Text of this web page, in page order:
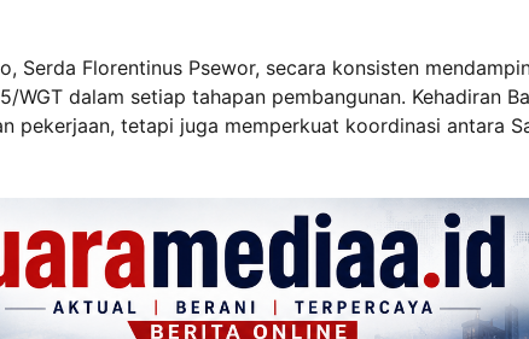
Serda Florentinus Psewor, secara konsisten
WGT dalam setiap tahapan pembangunan. Kehadiran
pekerjaan, tetapi juga memperkuat koordinasi antara